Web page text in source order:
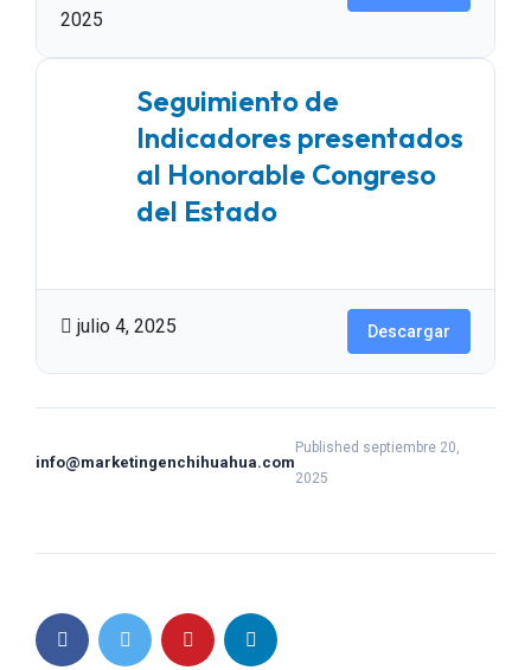
2025
Seguimiento de
Indicadores presentados
al Honorable Congreso
del Estado
julio 4, 2025 Descargar
info@marketingenchihuahua.com
Published septiembre 20,
2025